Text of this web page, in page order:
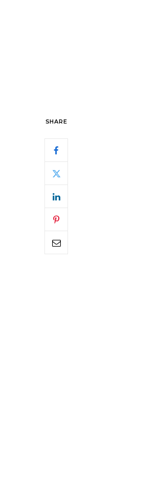
SHARE